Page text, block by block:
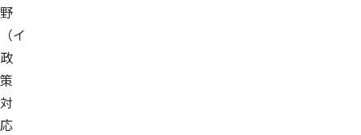
野
（イ
政
策
対
応